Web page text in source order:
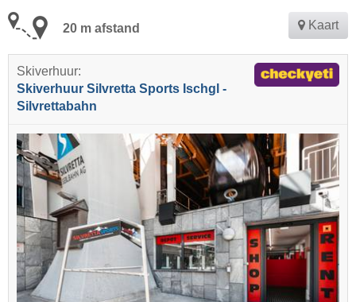
20 m afstand Kaart
Skiverhuur:
Skiverhuur Silvretta Sports Ischgl -
Silvrettabahn